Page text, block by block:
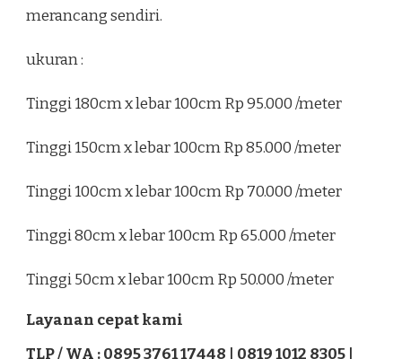
merancang sendiri.
ukuran :
Tinggi 180cm x lebar 100cm Rp 95.000 /meter
Tinggi 150cm x lebar 100cm Rp 85.000 /meter
Tinggi 100cm x lebar 100cm Rp 70.000 /meter
Tinggi 80cm x lebar 100cm Rp 65.000 /meter
Tinggi 50cm x lebar 100cm Rp 50.000 /meter
Layanan cepat kami
TLP / WA : 0895 3761 17448 | 0819 1012 8305 |